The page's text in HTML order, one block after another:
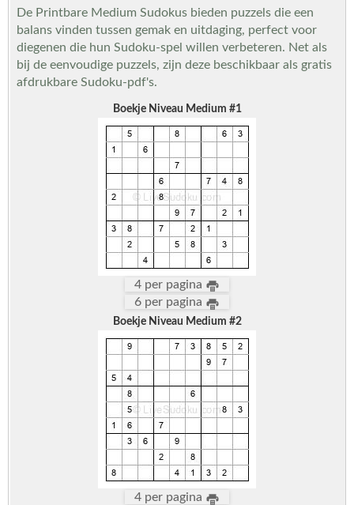
De Printbare Medium Sudokus bieden puzzels die een
balans vinden tussen gemak en uitdaging, perfect voor
diegenen die hun Sudoku-spel willen verbeteren. Net als
bij de eenvoudige puzzels, zijn deze beschikbaar als gratis
afdrukbare Sudoku-pdf's.
Boekje Niveau Medium #1
4 per pagina
6 per pagina
Boekje Niveau Medium #2
4 per pagina